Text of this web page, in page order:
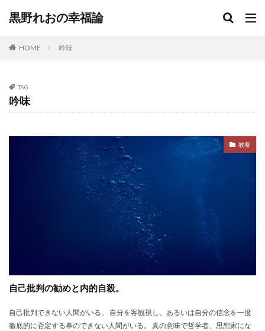
黒野れおの幸福論
HOME 吟味
TAG
吟味
教養
自己批判の勧めと内的自殺。
自己批判できない人間がいる。 自分を客観視し、あるいは自分の信念を一度
徹底的に否定する事のできない人間がいる。 真の意味で哲学者、思想家にな